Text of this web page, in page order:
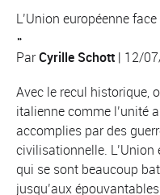
L’Union européenne
»
ParCyrille Schott | 12/
Avec le recul historique,
italienne comme l’unité
accomplies par des
civilisationnelle. L’Union
qui se sont beaucoup
jusqu’aux